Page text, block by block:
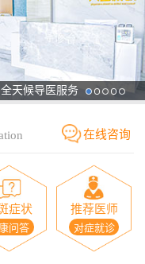
全天候导医服务
在线咨询
症状
问答
推荐医师
对症就诊